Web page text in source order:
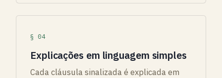
§ 04
Explicações em linguagem simples
Cada cláusula sinalizada é explicada em